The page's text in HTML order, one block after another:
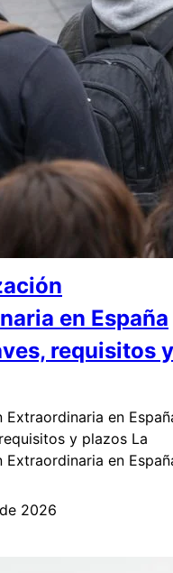
en España
requisitos y
Extraordinaria en
y plazos La
Extraordinaria en
2026